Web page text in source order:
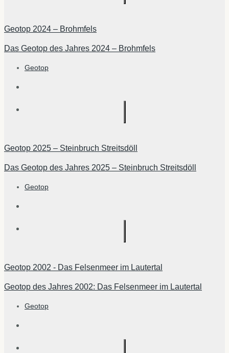
Geotop 2024 – Brohmfels
Das Geotop des Jahres 2024 – Brohmfels
Geotop
Geotop 2025 – Steinbruch Streitsdöll
Das Geotop des Jahres 2025 – Steinbruch Streitsdöll
Geotop
Geotop 2002 - Das Felsenmeer im Lautertal
Geotop des Jahres 2002: Das Felsenmeer im Lautertal
Geotop